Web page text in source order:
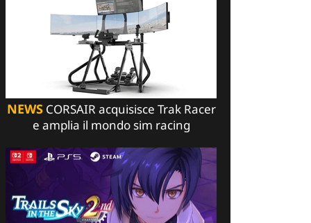
NEWSCORSAIR acquisisce Trak Racer
e amplia il mondo sim racing